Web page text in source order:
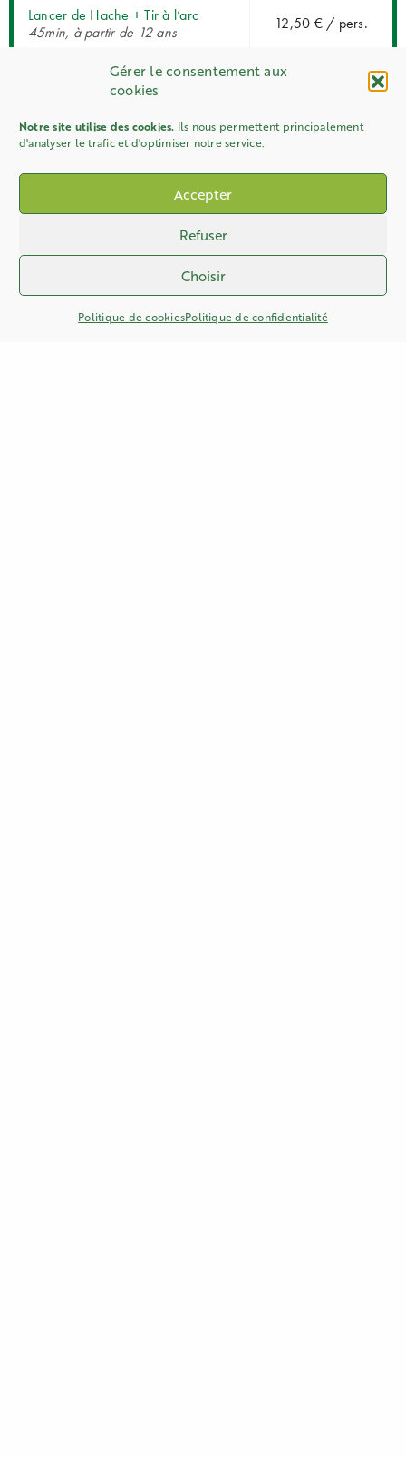
Gérer le consentement aux
cookies
Notre site utilise des cookies. Ils nous permettent principalement
d'analyser le trafic et d'optimiser notre service.
Accepter
Refuser
Choisir
Politique de cookiesPolitique de confidentialité
Lancer de Hache + Tir à l’arc
45min, à partir de 12 ans
12,50 € / pers.
Tarifs par personne dégressifs selon le nombre de
participants. Les habitants des communes de : Moustier en
Baives et Trélon, dispose d'un tarif réduit sur présentation
d'un justificatif de domicile valable.
Horaires
Tous les jours :